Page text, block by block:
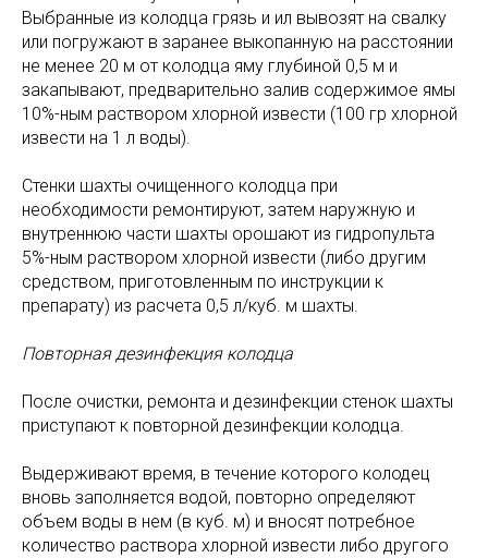
Выбранные из колодца грязь и ил вывозят на свалку
или погружают в заранее выкопанную на расстоянии
не менее 20 м от колодца яму глубиной 0,5 м и
закапывают, предварительно залив содержимое ямы
10%-ным раствором хлорной извести (100 гр хлорной
извести на 1 л воды).
Стенки шахты очищенного колодца при
необходимости ремонтируют, затем наружную и
внутреннюю части шахты орошают из гидропульта
5%-ным раствором хлорной извести (либо другим
средством, приготовленным по инструкции к
препарату) из расчета 0,5 л/куб. м шахты.
Повторная дезинфекция колодца
После очистки, ремонта и дезинфекции стенок шахты
приступают к повторной дезинфекции колодца.
Выдерживают время, в течение которого колодец
вновь заполняется водой, повторно определяют
объем воды в нем (в куб. м) и вносят потребное
количество раствора хлорной извести либо другого